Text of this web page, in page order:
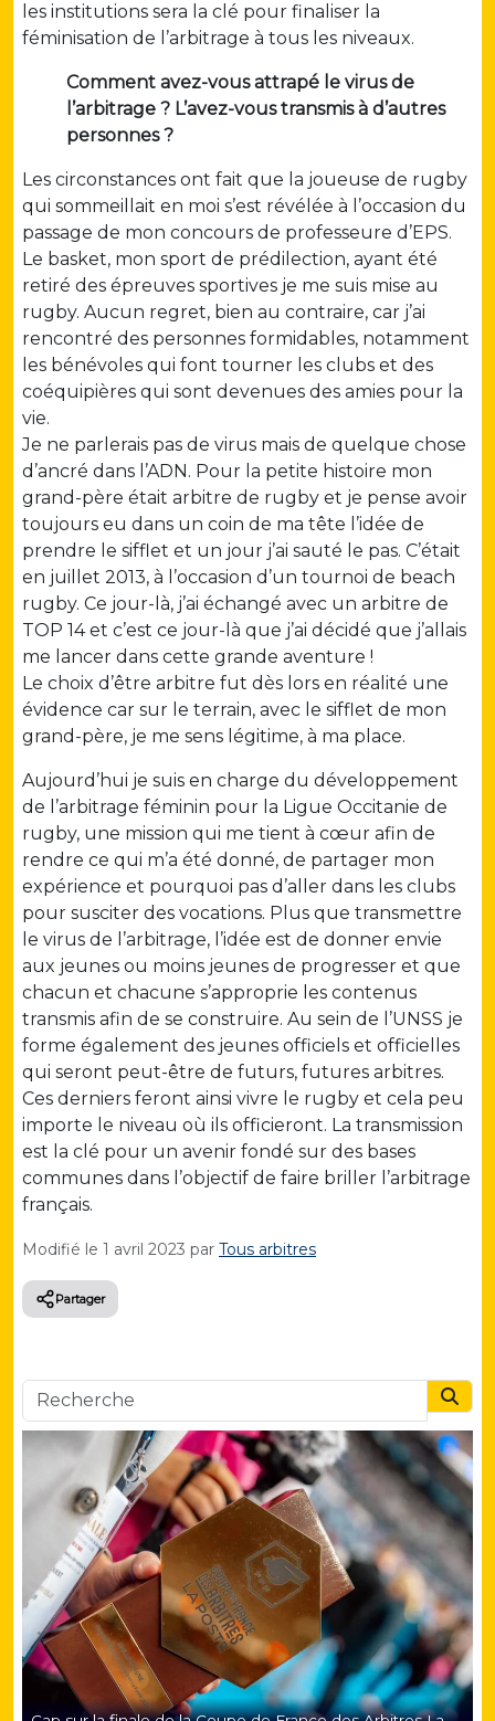
les institutions sera la clé pour finaliser la
féminisation de l’arbitrage à tous les niveaux.
Comment avez-vous attrapé le virus de
l’arbitrage ? L’avez-vous transmis à d’autres
personnes ?
Les circonstances ont fait que la joueuse de rugby
qui sommeillait en moi s’est révélée à l’occasion du
passage de mon concours de professeure d’EPS.
Le basket, mon sport de prédilection, ayant été
retiré des épreuves sportives je me suis mise au
rugby. Aucun regret, bien au contraire, car j’ai
rencontré des personnes formidables, notamment
les bénévoles qui font tourner les clubs et des
coéquipières qui sont devenues des amies pour la
vie.
Je ne parlerais pas de virus mais de quelque chose
d’ancré dans l’ADN. Pour la petite histoire mon
grand-père était arbitre de rugby et je pense avoir
toujours eu dans un coin de ma tête l’idée de
prendre le sifflet et un jour j’ai sauté le pas. C’était
en juillet 2013, à l’occasion d’un tournoi de beach
rugby. Ce jour-là, j’ai échangé avec un arbitre de
TOP 14 et c’est ce jour-là que j’ai décidé que j’allais
me lancer dans cette grande aventure !
Le choix d’être arbitre fut dès lors en réalité une
évidence car sur le terrain, avec le sifflet de mon
grand-père, je me sens légitime, à ma place.
Aujourd’hui je suis en charge du développement
de l’arbitrage féminin pour la Ligue Occitanie de
rugby, une mission qui me tient à cœur afin de
rendre ce qui m’a été donné, de partager mon
expérience et pourquoi pas d’aller dans les clubs
pour susciter des vocations. Plus que transmettre
le virus de l’arbitrage, l’idée est de donner envie
aux jeunes ou moins jeunes de progresser et que
chacun et chacune s’approprie les contenus
transmis afin de se construire. Au sein de l’UNSS je
forme également des jeunes officiels et officielles
qui seront peut-être de futurs, futures arbitres.
Ces derniers feront ainsi vivre le rugby et cela peu
importe le niveau où ils officieront. La transmission
est la clé pour un avenir fondé sur des bases
communes dans l’objectif de faire briller l’arbitrage
français.
Modifié le 1 avril 2023 par Tous arbitres
Partager